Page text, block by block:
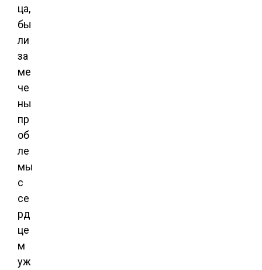
ца,
бы
ли
за
ме
че
ны
пр
об
ле
мы
с
се
рд
це
м
уж